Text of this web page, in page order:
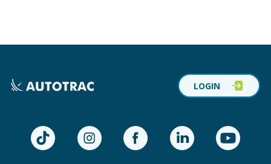
TikTok Instagram Facebook LinkedIn YouTube
LOGIN